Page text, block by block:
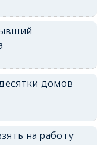
erid: 2SDnjdvhGXG
домов
на работу